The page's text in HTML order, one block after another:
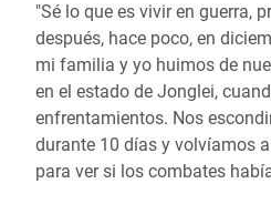
"Sé lo que es vivir en guerra,
después, hace poco, en
mi familia y yo huimos de
en el estado de Jonglei,
enfrentamientos. Nos
durante 10 días y volvíamos
para ver si los combates